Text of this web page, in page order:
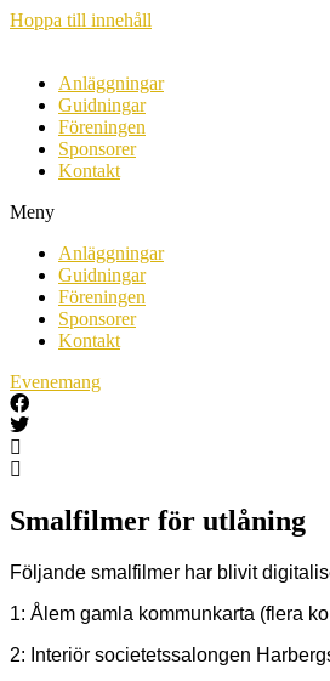
Hoppa till innehåll
Anläggningar
Guidningar
Föreningen
Sponsorer
Kontakt
Meny
Anläggningar
Guidningar
Föreningen
Sponsorer
Kontakt
Evenemang
Smalfilmer för utlåning
Följande smalfilmer har blivit
1: Ålem gamla kommunkarta (flera
2: Interiör societetssalongen